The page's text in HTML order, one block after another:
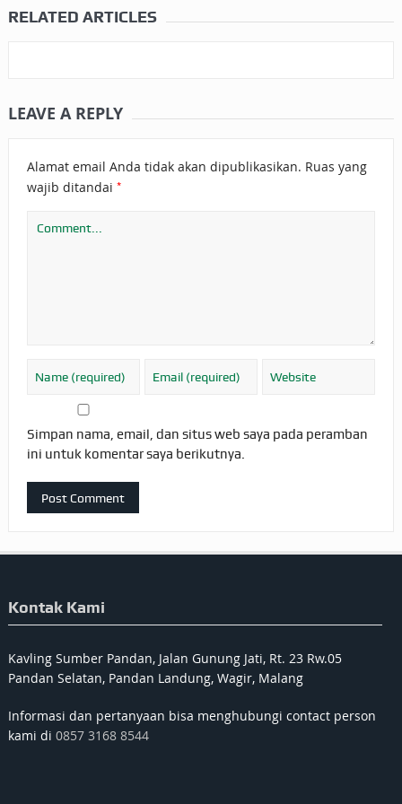
RELATED ARTICLES
LEAVE A REPLY
Alamat email Anda tidak akan dipublikasikan. Ruas yang
wajib ditandai *
Simpan nama, email, dan situs web saya pada peramban
ini untuk komentar saya berikutnya.
Kontak Kami
Kavling Sumber Pandan, Jalan Gunung Jati, Rt. 23 Rw.05
Pandan Selatan, Pandan Landung, Wagir, Malang
Informasi dan pertanyaan bisa menghubungi contact person
kami di 0857 3168 8544